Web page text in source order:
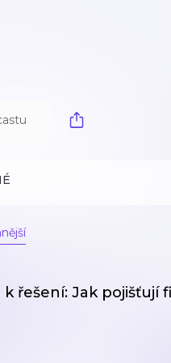
řešení: Jak pojišťují